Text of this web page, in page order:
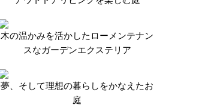
木の温かみを活かしたローメンテナン
スなガーデンエクステリア
夢、そして理想の暮らしをかなえたお
庭